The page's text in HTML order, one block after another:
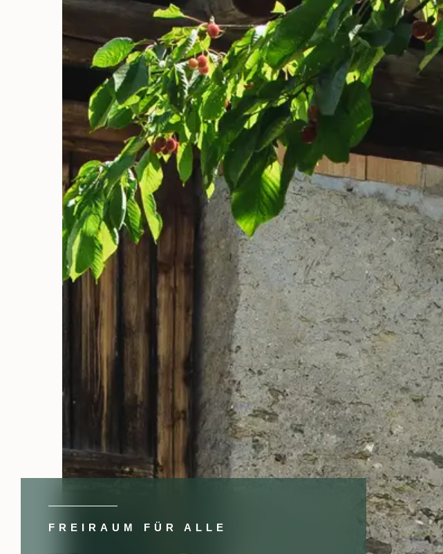
FREIRAUM FÜR ALLE